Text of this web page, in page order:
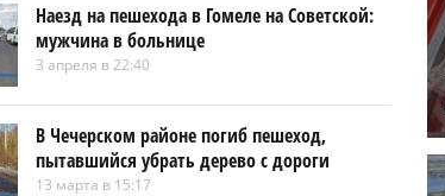
Наезд на пешехода в Гомеле на Советской:
мужчина в больнице
3 апреля в 22:40
В Чечерском районе погиб пешеход,
пытавшийся убрать дерево с дороги
13 марта в 15:17